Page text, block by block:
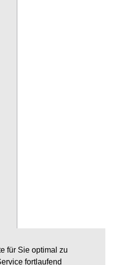
für Sie optimal zu
fortlaufend